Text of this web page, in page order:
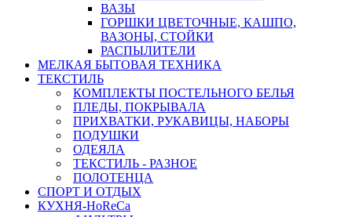
ВАЗЫ
ГОРШКИ ЦВЕТОЧНЫЕ, КАШПО,
ВАЗОНЫ, СТОЙКИ
РАСПЫЛИТЕЛИ
МЕЛКАЯ БЫТОВАЯ ТЕХНИКА
ТЕКСТИЛЬ
КОМПЛЕКТЫ ПОСТЕЛЬНОГО БЕЛЬЯ
ПЛЕДЫ, ПОКРЫВАЛА
ПРИХВАТКИ, РУКАВИЦЫ, НАБОРЫ
ПОДУШКИ
ОДЕЯЛА
ТЕКСТИЛЬ - РАЗНОЕ
ПОЛОТЕНЦА
СПОРТ И ОТДЫХ
КУХНЯ-HoReCa